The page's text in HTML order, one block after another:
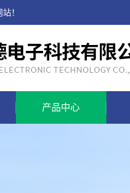
！
产品中心